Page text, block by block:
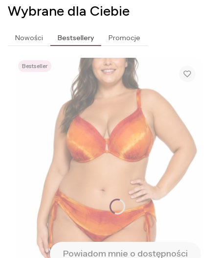
Wybrane dla Ciebie
Nowości Bestsellery Promocje
Bestseller
Powiadom mnie o dostępności